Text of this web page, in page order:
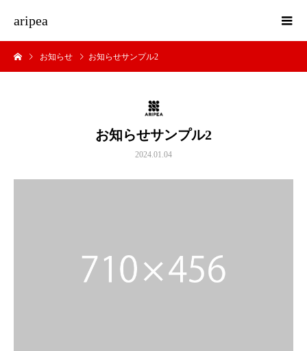
aripea
お知らせ お知らせサンプル2
お知らせサンプル2
2024.01.04